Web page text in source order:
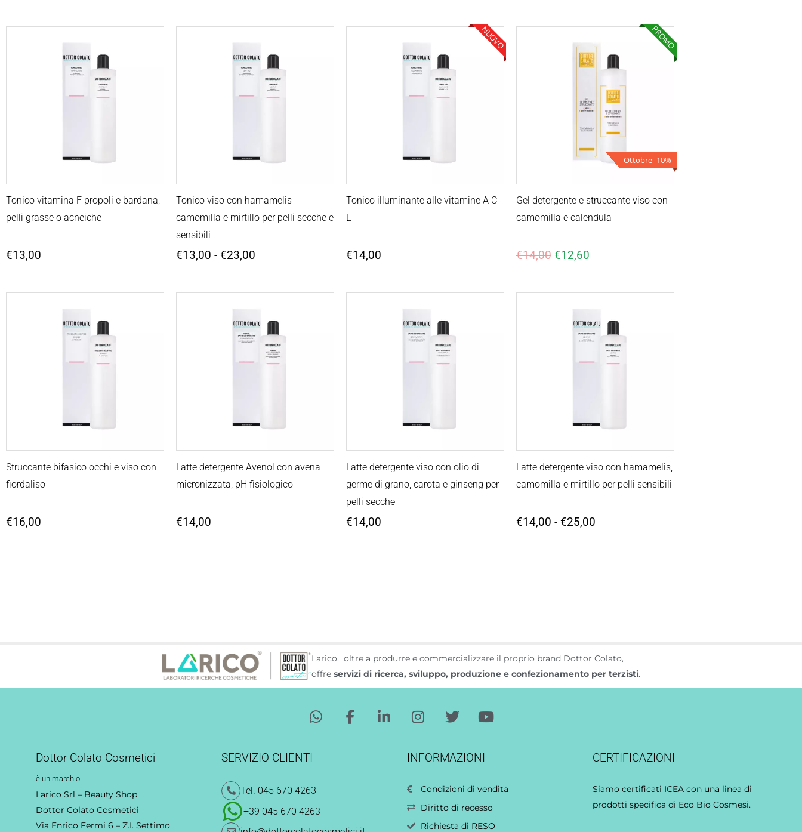
Tonico vitamina F propoli e bardana,
pelli grasse o acneiche
€13,00
Tonico viso con hamamelis
camomilla e mirtillo per pelli secche e
sensibili
€13,00 - €23,00
prezzo:
da
€13,00
NUOVO
Tonico illuminante alle vitamine A C
E
€14,00
PROMO
Ottobre -10%
Gel detergente e struccante viso con
camomilla e calendula
€14,00
prezzo
originale
€12,60
prezzo
attuale
€12,60.
Struccante bifasico occhi e viso con
fiordaliso
€16,00
Latte detergente Avenol con avena
micronizzata, pH fisiologico
€14,00
Latte detergente viso con olio di
germe di grano, carota e ginseng per
pelli secche
€14,00
Latte detergente viso con hamamelis,
camomilla e mirtillo per pelli sensibili
€14,00 - €25,00
prezzo:
da
€14,00
Larico, oltre a produrre e commercializzare il proprio brand Dottor Colato,
offre servizi di ricerca, sviluppo, produzione e confezionamento per terzisti.
W
h
a
p
p
F
a
o
-
L
i
d
I
n
t
a
g
r
a
m
T
w
t
t
e
r
Y
o
b
e
Dottor Colato Cosmetici
è un marchio
Larico Srl – Beauty Shop
Dottor Colato Cosmetici
Via Enrico Fermi 6 – Z.I. Settimo
SERVIZIO CLIENTI
Tel. 045 670 4263
+39 045 670 4263
INFORMAZIONI
Condizioni di vendita
Diritto di recesso
Richiesta di RESO
CERTIFICAZIONI
Siamo certificati ICEA con una linea di
prodotti specifica di Eco Bio Cosmesi.